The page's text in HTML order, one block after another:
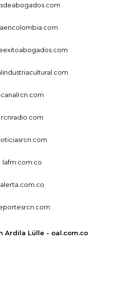
canalrcn.com
rcnradio.com
lafm.com.co
alerta.com.co
Ardila Lülle - oal.com.co